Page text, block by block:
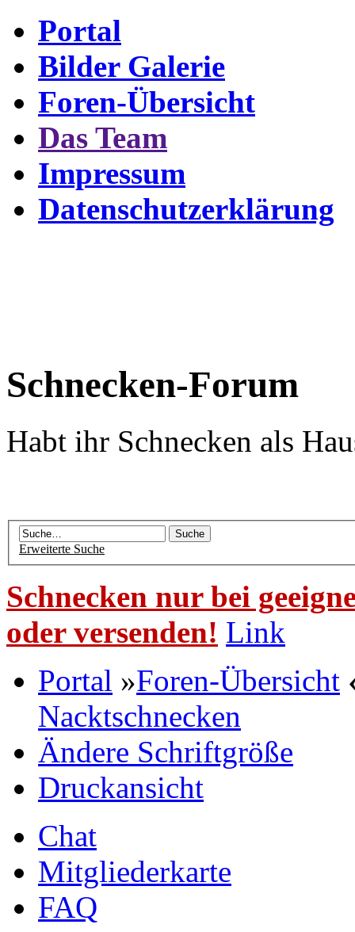
Portal
Bilder Galerie
Foren-Übersicht
Das Team
Impressum
Datenschutzerklärung
Schnecken-Forum
Habt ihr Schnecken als
Erweiterte Suche
Schnecken nur bei
oder versenden! Link
Portal »Foren-Übersicht
Nacktschnecken
Ändere Schriftgröße
Druckansicht
Chat
Mitgliederkarte
FAQ